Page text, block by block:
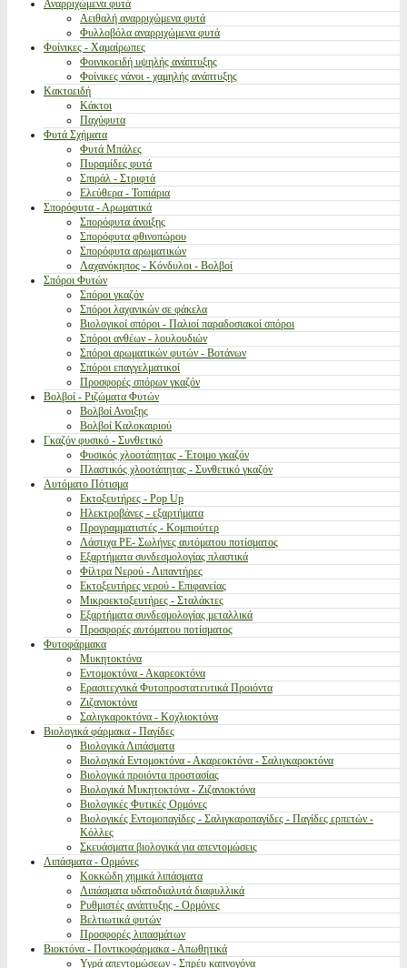
Αναρριχώμενα φυτά
Αειθαλή αναρριχώμενα φυτά
Φυλλοβόλα αναρριχώμενα φυτά
Φοίνικες - Χαμαίρωπες
Φοινικοειδή υψηλής ανάπτυξης
Φοίνικες νάνοι - χαμηλής ανάπτυξης
Κακτοειδή
Κάκτοι
Παχύφυτα
Φυτά Σχήματα
Φυτά Μπάλες
Πυραμίδες φυτά
Σπιράλ - Στριφτά
Ελεύθερα - Τοπιάρια
Σπορόφυτα - Αρωματικά
Σπορόφυτα άνοιξης
Σπορόφυτα φθινοπώρου
Σπορόφυτα αρωματικών
Λαχανόκηπος - Κόνδυλοι - Βολβοί
Σπόροι Φυτών
Σπόροι γκαζόν
Σπόροι λαχανικών σε φάκελα
Βιολογικοί σπόροι - Παλιοί παραδοσιακοί σπόροι
Σπόροι ανθέων - λουλουδιών
Σπόροι αρωματικών φυτών - Βοτάνων
Σπόροι επαγγελματικοί
Προσφορές σπόρων γκαζόν
Βολβοί - Ριζώματα Φυτών
Βολβοί Ανοιξης
Βολβοί Καλοκαιριού
Γκαζόν φυσικό - Συνθετικό
Φυσικός χλοοτάπητας - Έτοιμο γκαζόν
Πλαστικός χλοοτάπητας - Συνθετικό γκαζόν
Αυτόματο Πότισμα
Εκτοξευτήρες - Pop Up
Ηλεκτροβάνες - εξαρτήματα
Προγραμματιστές - Κομπιούτερ
Λάστιχα PE- Σωλήνες αυτόματου ποτίσματος
Εξαρτήματα συνδεσμολογίας πλαστικά
Φίλτρα Νερού - Λιπαντήρες
Εκτοξευτήρες νερού - Επιφανείας
Μικροεκτοξευτήρες - Σταλάκτες
Εξαρτήματα συνδεσμολογίας μεταλλικά
Προσφορές αυτόματου ποτίσματος
Φυτοφάρμακα
Μυκητοκτόνα
Εντομοκτόνα - Ακαρεοκτόνα
Ερασιτεχνικά Φυτοπροστατευτικά Προιόντα
Ζιζανιοκτόνα
Σαλιγκαροκτόνα - Κοχλιοκτόνα
Βιολογικά φάρμακα - Παγίδες
Βιολογικά Λιπάσματα
Βιολογικά Εντομοκτόνα - Ακαρεοκτόνα - Σαλιγκαροκτόνα
Βιολογικά προιόντα προστασίας
Βιολογικά Μυκητοκτόνα - Ζιζανιοκτόνα
Βιολογικές Φυτικές Ορμόνες
Βιολογικές Εντομοπαγίδες - Σαλιγκαροπαγίδες - Παγίδες ερπετών -
Κόλλες
Σκευάσματα βιολογικά για απεντομώσεις
Λιπάσματα - Ορμόνες
Κοκκώδη χημικά λιπάσματα
Λιπάσματα υδατοδιαλυτά διαφυλλικά
Ρυθμιστές ανάπτυξης - Ορμόνες
Βελτιωτικά φυτών
Προσφορές λιπασμάτων
Βιοκτόνα - Ποντικοφάρμακα - Απωθητικά
Υγρά απεντομώσεων - Σπρέυ καπνογόνα